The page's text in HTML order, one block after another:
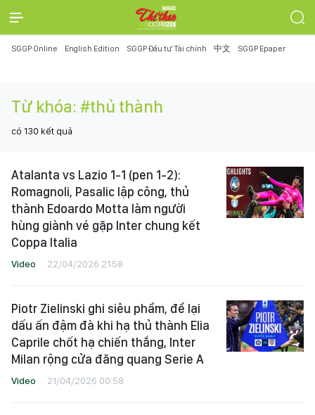
SGGP Online English Edition SGGP Đầu tư Tài chính 中文 SGGP Epaper
Từ khóa: #thủ thành
có 130 kết quả
Atalanta vs Lazio 1-1 (pen 1-2):
Romagnoli, Pasalic lập công, thủ
thành Edoardo Motta làm người
hùng giành vé gặp Inter chung kết
Coppa Italia
Video 22/04/2026 21:58
Piotr Zielinski ghi siêu phẩm, để lại
dấu ấn đậm đà khi hạ thủ thành Elia
Caprile chốt hạ chiến thắng, Inter
Milan rộng cửa đăng quang Serie A
Video 21/04/2026 00:58